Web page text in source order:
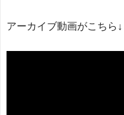
アーカイブ動画がこちら↓